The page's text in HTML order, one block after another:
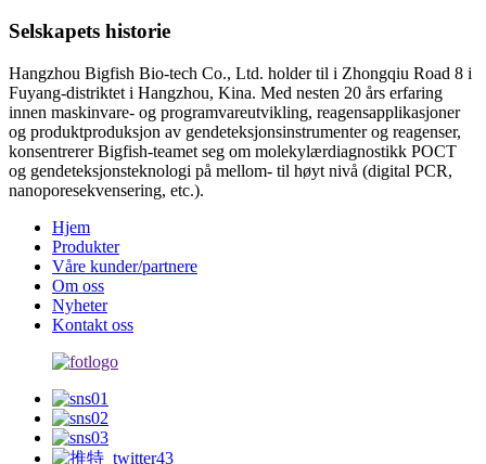
Selskapets historie
Hangzhou Bigfish Bio-tech Co., Ltd. holder til i Zhongqiu Road 8 i
Fuyang-distriktet i Hangzhou, Kina. Med nesten 20 års erfaring
innen maskinvare- og programvareutvikling, reagensapplikasjoner
og produktproduksjon av gendeteksjonsinstrumenter og reagenser,
konsentrerer Bigfish-teamet seg om molekylærdiagnostikk POCT
og gendeteksjonsteknologi på mellom- til høyt nivå (digital PCR,
nanoporesekvensering, etc.).
Hjem
Produkter
Våre kunder/partnere
Om oss
Nyheter
Kontakt oss